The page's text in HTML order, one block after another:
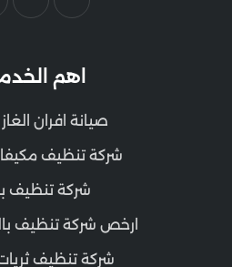
اهم
صيانة افران
شركة تنظيف
شركة تنظيف
ارخص شركة تنظيف
شركة تنظيف